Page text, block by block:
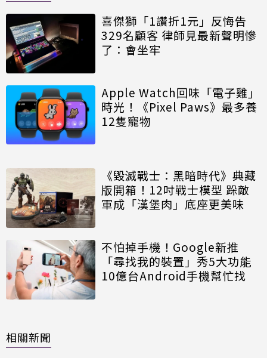
喜傑獅「1讚折1元」反悔告
329名顧客 律師見最新聲明慘
了：會坐牢
Apple Watch回味「電子雞」
時光！《Pixel Paws》最多養
12隻寵物
《毀滅戰士：黑暗時代》典藏
版開箱！12吋戰士模型 跺敵
軍成「漢堡肉」底座更美味
不怕掉手機！Google新推
「尋找我的裝置」秀5大功能
10億台Android手機幫忙找
相關新聞